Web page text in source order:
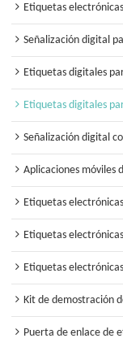
Etiquetas
Señalización digital
Etiquetas digitales
Etiquetas digitales
Señalización digital
Aplicaciones móviles
Etiquetas
Etiquetas
Etiquetas
Kit de demostración
Puerta de enlace de